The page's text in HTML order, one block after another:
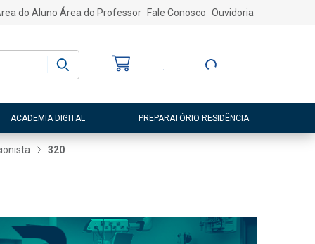
do Aluno Área do Professor Fale Conosco Ouvidoria
Entre ou Cadastre-
ACADEMIA DIGITAL PREPARATÓRIO RESIDÊNCIA
320